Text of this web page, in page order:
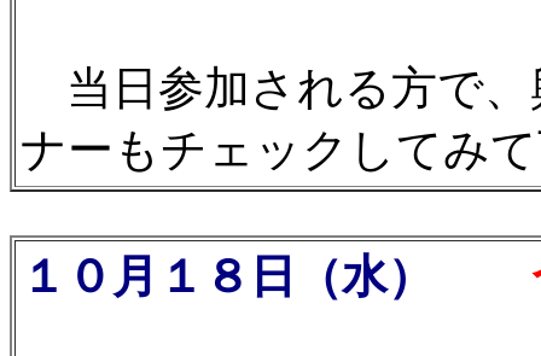
当日参加される方で、
ナーもチェックしてみ
１０月１８日（水） う